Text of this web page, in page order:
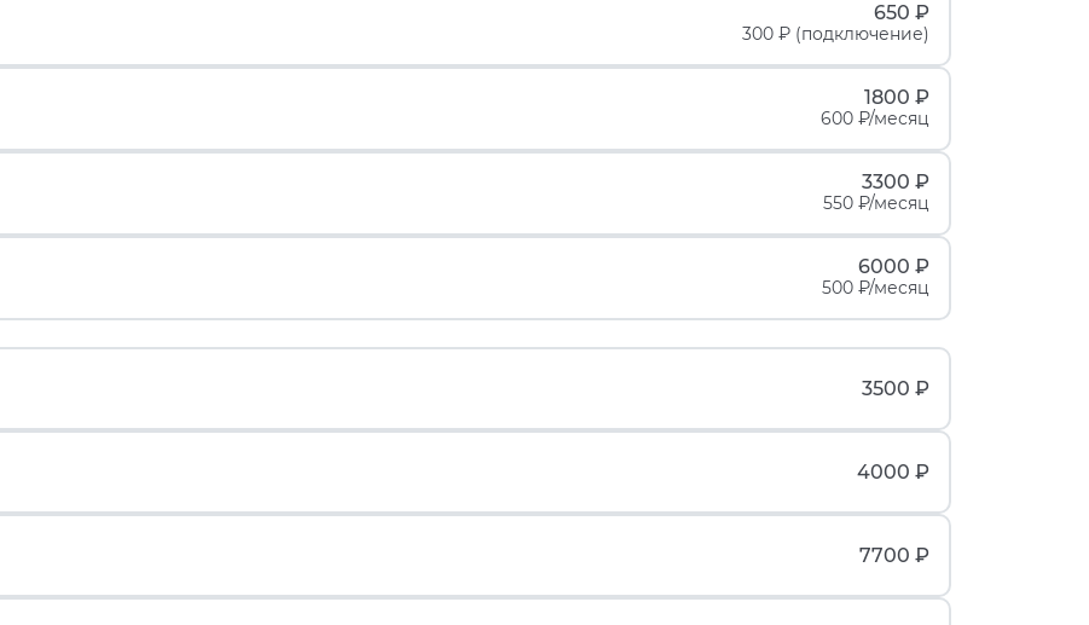
650 ₽
300 ₽ (подключение)
1800 ₽
600 ₽/месяц
3300 ₽
550 ₽/месяц
6000 ₽
500 ₽/месяц
3500 ₽
4000 ₽
7700 ₽